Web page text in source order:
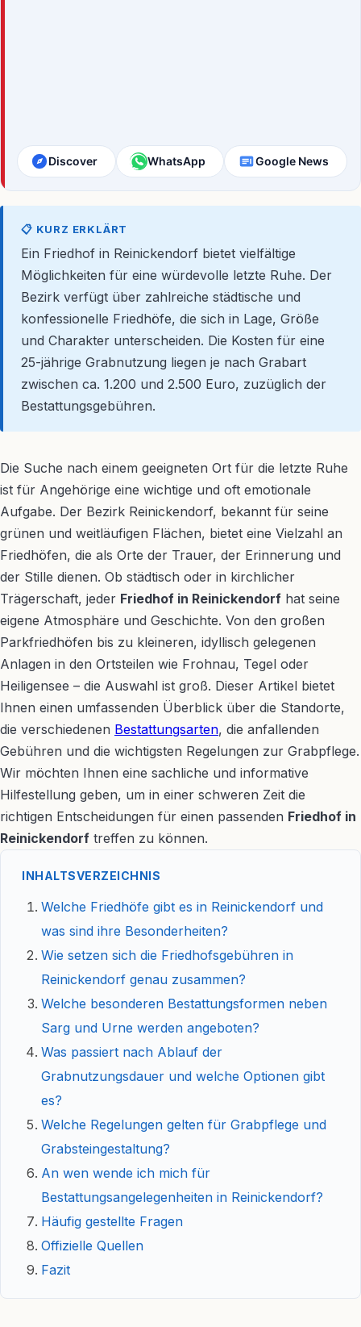
Discover WhatsApp Google News
📋 KURZ ERKLÄRT
Ein Friedhof in Reinickendorf bietet vielfältige
Möglichkeiten für eine würdevolle letzte Ruhe. Der
Bezirk verfügt über zahlreiche städtische und
konfessionelle Friedhöfe, die sich in Lage, Größe
und Charakter unterscheiden. Die Kosten für eine
25-jährige Grabnutzung liegen je nach Grabart
zwischen ca. 1.200 und 2.500 Euro, zuzüglich der
Bestattungsgebühren.
Die Suche nach einem geeigneten Ort für die letzte Ruhe
ist für Angehörige eine wichtige und oft emotionale
Aufgabe. Der Bezirk Reinickendorf, bekannt für seine
grünen und weitläufigen Flächen, bietet eine Vielzahl an
Friedhöfen, die als Orte der Trauer, der Erinnerung und
der Stille dienen. Ob städtisch oder in kirchlicher
Trägerschaft, jeder Friedhof in Reinickendorf hat seine
eigene Atmosphäre und Geschichte. Von den großen
Parkfriedhöfen bis zu kleineren, idyllisch gelegenen
Anlagen in den Ortsteilen wie Frohnau, Tegel oder
Heiligensee – die Auswahl ist groß. Dieser Artikel bietet
Ihnen einen umfassenden Überblick über die Standorte,
die verschiedenen Bestattungsarten, die anfallenden
Gebühren und die wichtigsten Regelungen zur Grabpflege.
Wir möchten Ihnen eine sachliche und informative
Hilfestellung geben, um in einer schweren Zeit die
richtigen Entscheidungen für einen passenden Friedhof in
Reinickendorf treffen zu können.
INHALTSVERZEICHNIS
Welche Friedhöfe gibt es in Reinickendorf und
was sind ihre Besonderheiten?
Wie setzen sich die Friedhofsgebühren in
Reinickendorf genau zusammen?
Welche besonderen Bestattungsformen neben
Sarg und Urne werden angeboten?
Was passiert nach Ablauf der
Grabnutzungsdauer und welche Optionen gibt
es?
Welche Regelungen gelten für Grabpflege und
Grabsteingestaltung?
An wen wende ich mich für
Bestattungsangelegenheiten in Reinickendorf?
Häufig gestellte Fragen
Offizielle Quellen
Fazit